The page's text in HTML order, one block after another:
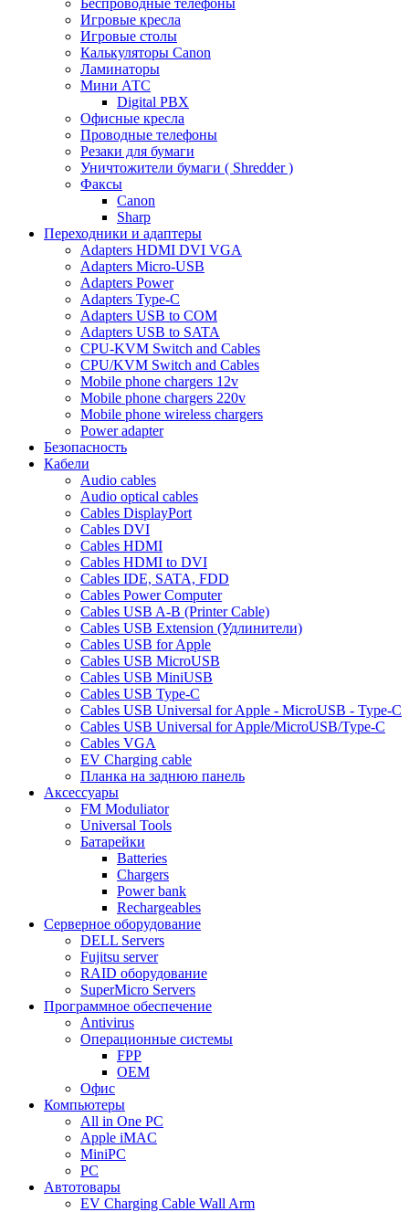
Беспроводные телефоны
Игровые кресла
Игровые столы
Калькуляторы Canon
Ламинаторы
Мини АТС
Digital PBX
Офисные кресла
Проводные телефоны
Резаки для бумаги
Уничтожители бумаги ( Shredder )
Факсы
Canon
Sharp
Переходники и адаптеры
Adapters HDMI DVI VGA
Adapters Micro-USB
Adapters Power
Adapters Type-C
Adapters USB to COM
Adapters USB to SATA
CPU-KVM Switch and Cables
CPU/KVM Switch and Cables
Mobile phone chargers 12v
Mobile phone chargers 220v
Mobile phone wireless chargers
Power adapter
Безопасность
Кабели
Audio cables
Audio optical cables
Cables DisplayPort
Cables DVI
Cables HDMI
Cables HDMI to DVI
Cables IDE, SATA, FDD
Cables Power Computer
Cables USB A-B (Printer Cable)
Cables USB Extension (Удлинители)
Cables USB for Apple
Cables USB MicroUSB
Cables USB MiniUSB
Cables USB Type-C
Cables USB Universal for Apple - MicroUSB - Type-C
Cables USB Universal for Apple/MicroUSB/Type-C
Cables VGA
EV Charging cable
Планка на заднюю панель
Аксессуары
FM Moduliator
Universal Tools
Батарейки
Batteries
Chargers
Power bank
Rechargeables
Серверное оборудование
DELL Servers
Fujitsu server
RAID оборудование
SuperMicro Servers
Программное обеспечение
Antivirus
Операционные системы
FPP
OEM
Офис
Компьютеры
All in One PC
Apple iMAC
MiniPC
PC
Автотовары
EV Charging Cable Wall Arm